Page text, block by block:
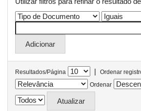
Resultados/Página |
Ordenar
Ordenar